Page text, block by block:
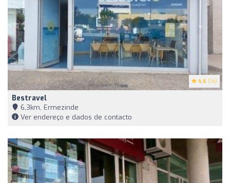
4.6 (14)
Bestravel
6,3km, Ermezinde
Ver endereço e dados de contacto